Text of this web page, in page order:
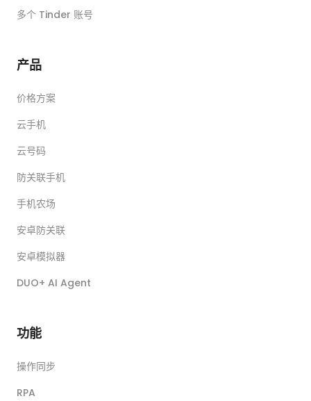
多个 Tinder 账号
产品
价格方案
云手机
云号码
防关联手机
手机农场
安卓防关联
安卓模拟器
DUO+ AI Agent
功能
操作同步
RPA